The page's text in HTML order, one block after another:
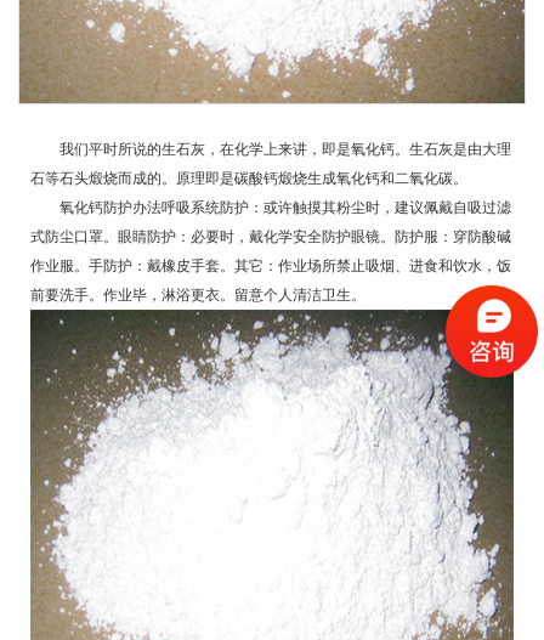
我们平时所说的生石灰，在化学上来讲，即是氧化钙。生石灰是由大理
石等石头煅烧而成的。原理即是碳酸钙煅烧生成氧化钙和二氧化碳。
氧化钙防护办法呼吸系统防护：或许触摸其粉尘时，建议佩戴自吸过滤
式防尘口罩。眼睛防护：必要时，戴化学安全防护眼镜。防护服：穿防酸碱
作业服。手防护：戴橡皮手套。其它：作业场所禁止吸烟、进食和饮水，饭
前要洗手。作业毕，淋浴更衣。留意个人清洁卫生。